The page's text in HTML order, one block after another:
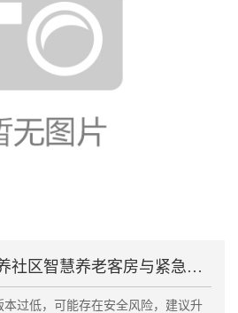
海航和悦家国际颐养社区智慧养老客房与紧急呼叫系统失
过低，可能存在安全风险，建议升